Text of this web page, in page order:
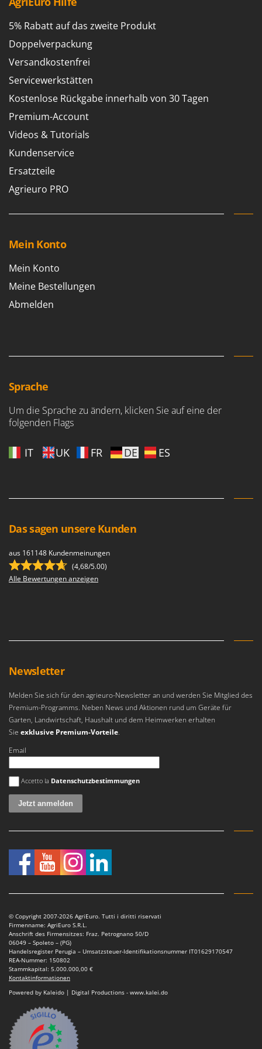
W
Wasserpumpen für Traktoren
Wein- und Obstpressen
Wein- und Ölschichtenfilter
Weitere Produkte
Wiesenwalzen für Traktor
Wippsägen
Wurstfüller
Z
Zerstäuber
KitchenAid
Komo
L
Laica
Lampacrescia - MGM
Landxcape
LAR Casalinghi
Lavor
Linea VZ
Lisam
Lotusgrill
M
M.A.I.BO.
Macte Ovens
Makita
MAMMAMIA
Marcato
Mastercook
MCH
Michelin
Mille
Minox
Mockmill
MOSA
Mowox
MTD
N
New O.M.R.A.
NuAir
NuovaFac
O
Officine Savioli
Olix
OMA
Omas
Ompagrill
Ooni
Oriental Koshin
Outdoorchef
P
Palazzetti
Palumbo Pavi
Partisani
Paterlini
Philips
Prismafood
R
R.G.V.
5% Rabatt auf das zweite Produkt
Doppelverpackung
Versandkostenfrei
Servicewerkstätten
Kostenlose Rückgabe innerhalb von 30 Tagen
Premium-Account
Videos & Tutorials
Kundenservice
Ersatzteile
Agrieuro PRO
Mein Konto
Mein Konto
Meine Bestellungen
Abmelden
Sprache
Um die Sprache zu ändern, klicken Sie auf eine der
folgenden Flags
IT UK FR DE ES
Das sagen unsere Kunden
aus 161148 Kundenmeinungen
(4,68/5.00)
Alle Bewertungen anzeigen
Newsletter
Melden Sie sich für den agrieuro-Newsletter an und werden Sie Mitglied des
Premium-Programms. Neben News und Aktionen rund um Geräte für
Garten, Landwirtschaft, Haushalt und dem Heimwerken erhalten
Sie exklusive Premium-Vorteile.
Email
Es ist ein Fehler aufgetreten
Accetto la Datenschutzbestimmungen
© Copyright 2007-2026 AgriEuro. Tutti i diritti riservati
Firmenname: AgriEuro S.R.L.
Anschrift des Firmensitzes: Fraz. Petrognano 50/D
06049 – Spoleto – (PG)
Handelsregister Perugia – Umsatzsteuer-Identifikationsnummer IT01629170547
REA-Nummer: 150802
Stammkapital: 5.000.000,00 €
Kontaktinformationen
Powered by Kaleido | Digital Productions - www.kalei.do